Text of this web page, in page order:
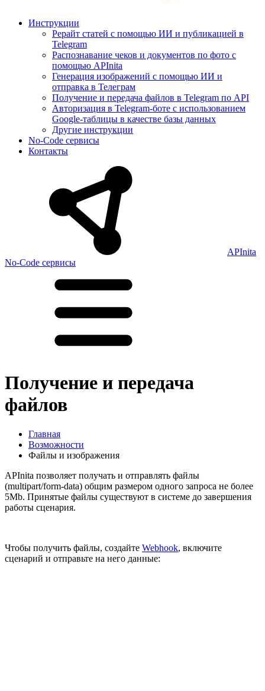
Инструкции
Рерайт статей с помощью ИИ и публикацией в
Telegram
Распознавание чеков и документов по фото с
помощью APInita
Генерация изображений с помощью ИИ и
отправка в Телеграм
Получение и передача файлов в Telegram по API
Авторизация в Telegram-боте с использованием
Google-таблицы в качестве базы данных
Другие инструкции
No-Code сервисы
Контакты
APInita
No-Code сервисы
Получение и передача
файлов
Главная
Возможности
Файлы и изображения
APInita позволяет получать и отправлять файлы
(multipart/form-data) общим размером одного запроса не более
5Mb. Принятые файлы существуют в системе до завершения
работы сценария.
Чтобы получить файлы, создайте Webhook, включите
сценарий и отправьте на него данные: